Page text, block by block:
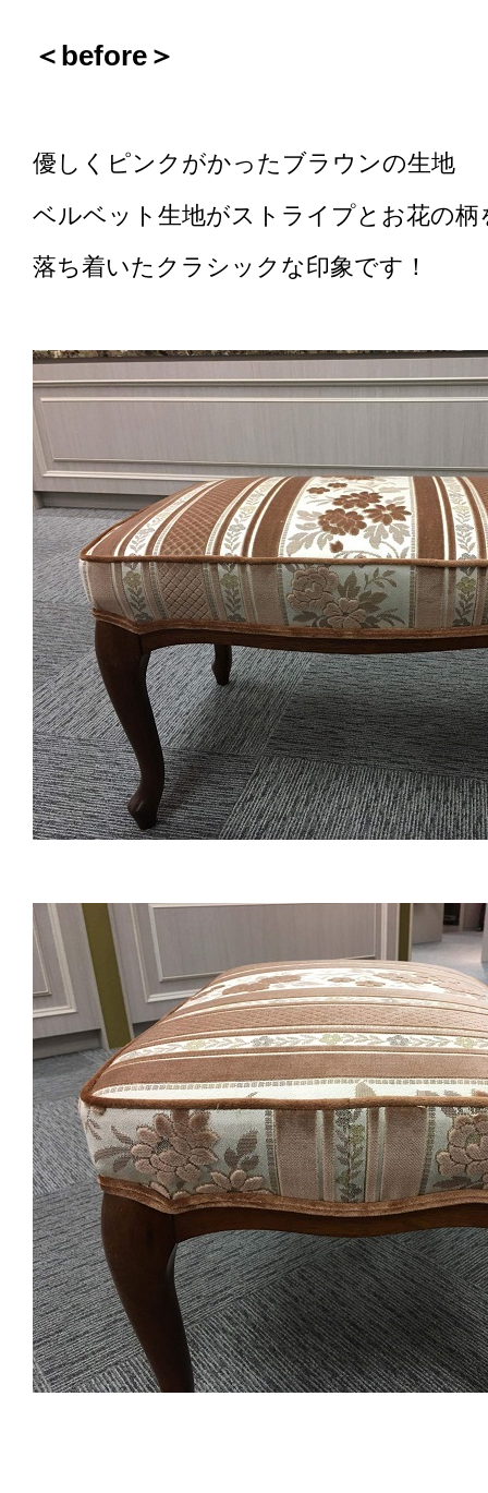
＜before＞
優しくピンクがかったブラウンの生地
ベルベット生地がストライプとお花の
落ち着いたクラシックな印象です！